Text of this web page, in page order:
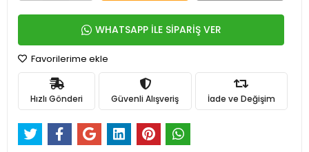
WHATSAPP İLE SİPARİŞ VER
Favorilerime ekle
Hızlı Gönderi Güvenli Alışveriş İade ve Değişim